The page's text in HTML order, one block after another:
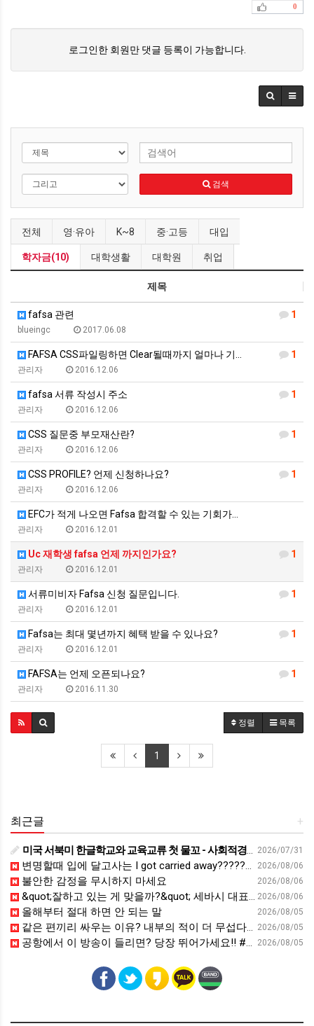
0
로그인한 회원만 댓글 등록이 가능합니다.
검색
전체 영·유아 K~8 중·고등 대입
학자금(10) 대학생활 대학원 취업
제목
1
fafsa 관련
blueingc 2017.06.08
1
FAFSA CSS파일링하면 Clear될때까지 얼마나 기…
관리자 2016.12.06
1
fafsa 서류 작성시 주소
관리자 2016.12.06
1
CSS 질문중 부모재산란?
관리자 2016.12.06
1
CSS PROFILE? 언제 신청하나요?
관리자 2016.12.06
EFC가 적게 나오면 Fafsa 합격할 수 있는 기회가…
관리자 2016.12.01
1
Uc 재학생 fafsa 언제 까지인가요?
관리자 2016.12.01
1
서류미비자 Fafsa 신청 질문입니다.
관리자 2016.12.01
1
Fafsa는 최대 몇년까지 혜택 받을 수 있나요?
관리자 2016.12.01
1
FAFSA는 언제 오픈되나요?
관리자 2016.11.30
정렬 목록
1
+
최근글
2026/07/31
미국 서북미 한글학교와 교육교류 첫 물꼬 - 사회적경제뉴스
2026/08/06
변명할때 입에 달고사는 I got carried away????????
2026/08/06
불안한 감정을 무시하지 마세요
2026/08/06
&quot;잘하고 있는 게 맞을까?&quot; 세바시 대표가 비교 지옥에서 탈출한 방법 [#세바시45 에디토리얼 ep.2]
2026/08/05
올해부터 절대 하면 안 되는 말
2026/08/05
같은 편끼리 싸우는 이유? 내부의 적이 더 무섭다? 인간이 갈등을 빚는 이유ㅣ최재천의 아마존
2026/08/05
공항에서 이 방송이 들리면? 당장 뛰어가세요!! #영어회화 #영어표현 #영어공부